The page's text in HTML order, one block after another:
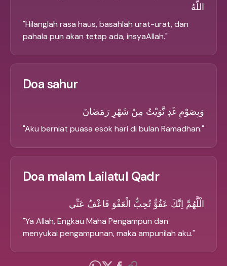
اللَّهُ
"Hilanglah rasa haus, basahlah urat-urat, dan
pahala pun akan tetap ada, insyaAllah."
Doa sahur
وَبِصَوْمِ غَدٍ نَّوَيْتُ مِنْ شَهْرِ رَمَضَانَ
"Aku berniat puasa esok hari di bulan Ramadhan."
Doa malam Lailatul Qadr
الْلَّهُمَّ اِنَّكَ عَفُوٌّ تُحِبُّ الْعَفْوَ فَاعْفُ عَنِّي
"Ya Allah, Engkau Maha Pengampun dan
menyukai pengampunan, maka ampunilah aku."